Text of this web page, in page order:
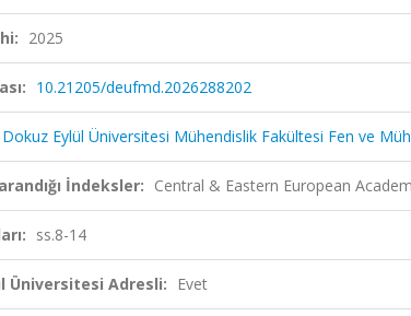
2025
10.21205/deufmd.2026288202
Dokuz Eylül Üniversitesi Mühendislik Fakültesi Fen ve
İndeksler: Central & Eastern European
ss.8-14
Üniversitesi Adresli: Evet